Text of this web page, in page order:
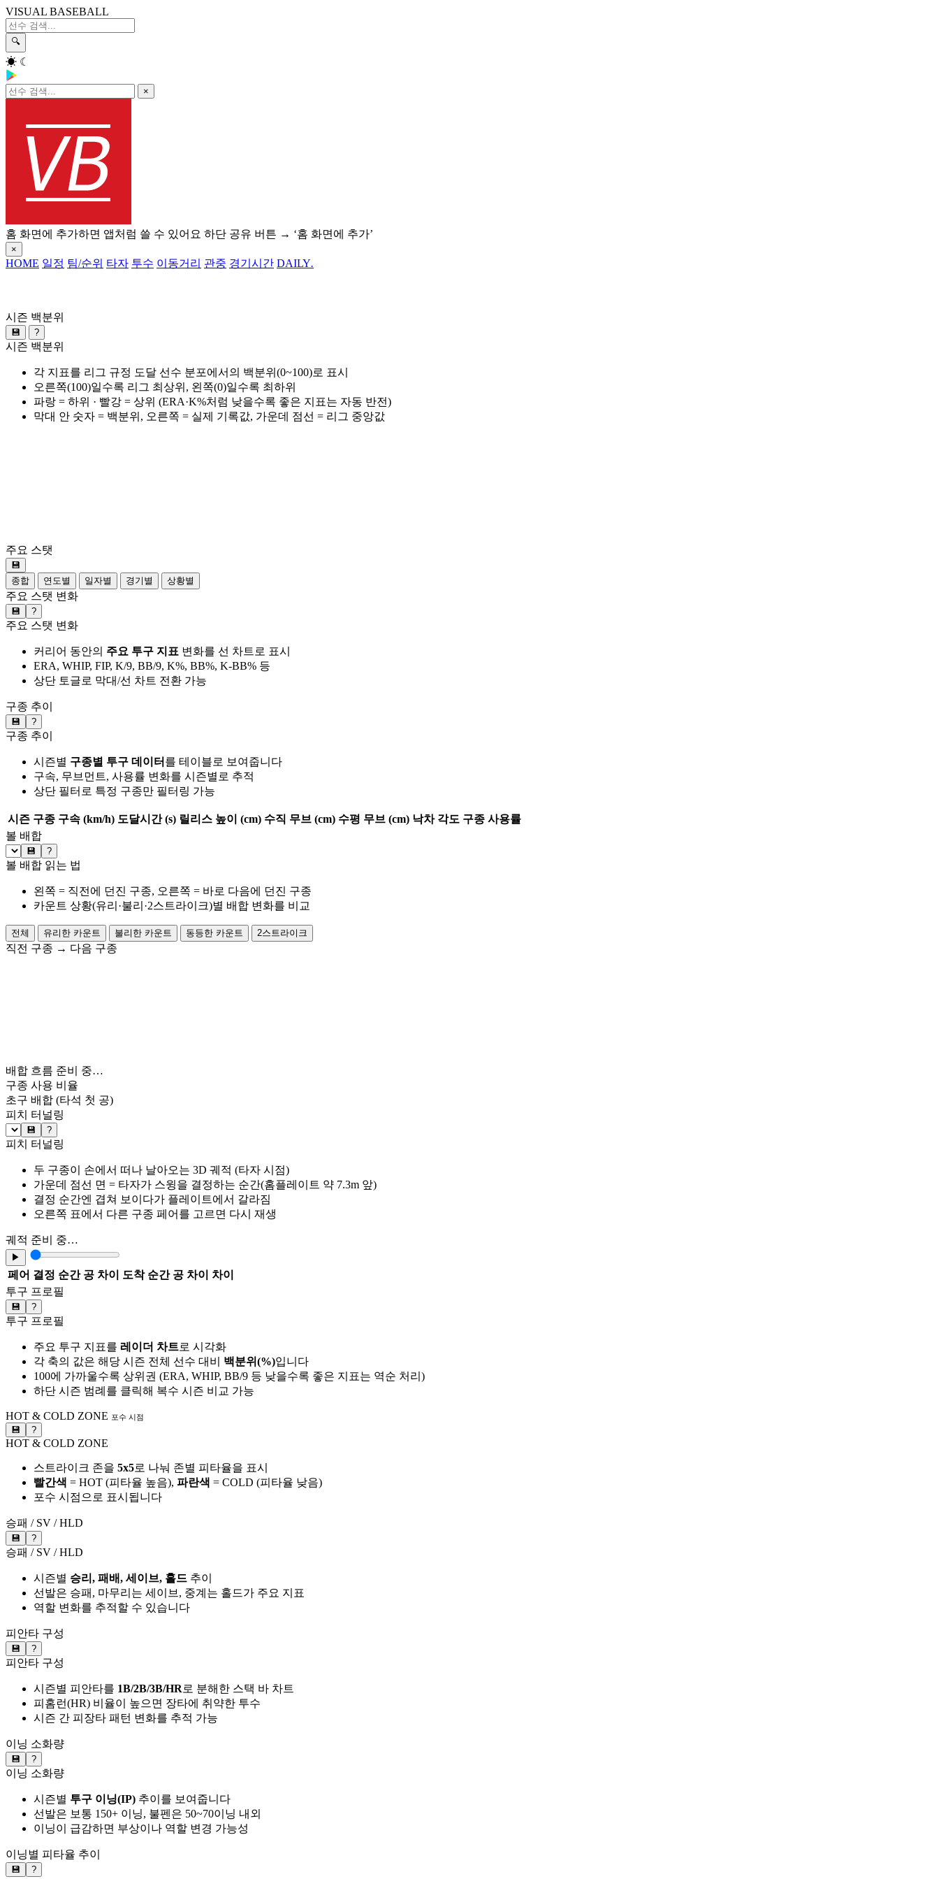
VISUAL BASEBALL
🔍
☀ ☾
×
홈 화면에 추가하면 앱처럼 쓸 수 있어요 하단 공유 버튼 → ‘홈 화면에 추가’
×
HOME 일정 팀/순위 타자 투수 이동거리 관중 경기시간 DAILY.
시즌 백분위
💾 ?
시즌 백분위
각 지표를 리그 규정 도달 선수 분포에서의 백분위(0~100)로 표시
오른쪽(100)일수록 리그 최상위, 왼쪽(0)일수록 최하위
파랑 = 하위 · 빨강 = 상위 (ERA·K%처럼 낮을수록 좋은 지표는 자동 반전)
막대 안 숫자 = 백분위, 오른쪽 = 실제 기록값, 가운데 점선 = 리그 중앙값
주요 스탯
💾
종합
연도별 일자별 경기별 상황별
주요 스탯 변화
💾 ?
주요 스탯 변화
커리어 동안의 주요 투구 지표 변화를 선 차트로 표시
ERA, WHIP, FIP, K/9, BB/9, K%, BB%, K-BB% 등
상단 토글로 막대/선 차트 전환 가능
구종 추이
💾 ?
구종 추이
시즌별 구종별 투구 데이터 를 테이블로 보여줍니다
구속, 무브먼트, 사용률 변화를 시즌별로 추적
상단 필터로 특정 구종만 필터링 가능
시즌 구종 구속 (km/h) 도달시간 (s) 릴리스 높이 (cm) 수직 무브 (cm) 수평 무브 (cm) 낙차 각도 구종 사용률
볼 배합
💾 ?
볼 배합 읽는 법
왼쪽 = 직전에 던진 구종, 오른쪽 = 바로 다음에 던진 구종
카운트 상황(유리·불리·2스트라이크)별 배합 변화를 비교
전체 유리한 카운트 불리한 카운트 동등한 카운트 2스트라이크
직전 구종 → 다음 구종
배합 흐름 준비 중…
구종 사용 비율
초구 배합 (타석 첫 공)
피치 터널링
💾 ?
피치 터널링
두 구종이 손에서 떠나 날아오는 3D 궤적 (타자 시점)
가운데 점선 면 = 타자가 스윙을 결정하는 순간(홈플레이트 약 7.3m 앞)
결정 순간엔 겹쳐 보이다가 플레이트에서 갈라짐
오른쪽 표에서 다른 구종 페어를 고르면 다시 재생
궤적 준비 중…
▶
페어 결정 순간 공 차이 도착 순간 공 차이
차이
투구 프로필
💾 ?
투구 프로필
주요 투구 지표를 레이더 차트로 시각화
각 축의 값은 해당 시즌 전체 선수 대비 백분위(%)입니다
100에 가까울수록 상위권 (ERA, WHIP, BB/9 등 낮을수록 좋은 지표는 역순 처리)
하단 시즌 범례를 클릭해 복수 시즌 비교 가능
HOT & COLD ZONE 포수 시점
💾 ?
HOT & COLD ZONE
스트라이크 존을 5x5로 나눠 존별 피타율을 표시
빨간색 = HOT (피타율 높음), 파란색 = COLD (피타율 낮음)
포수 시점으로 표시됩니다
승패 / SV / HLD
💾 ?
승패 / SV / HLD
시즌별 승리, 패배, 세이브, 홀드 추이
선발은 승패, 마무리는 세이브, 중계는 홀드가 주요 지표
역할 변화를 추적할 수 있습니다
피안타 구성
💾 ?
피안타 구성
시즌별 피안타를 1B/2B/3B/HR로 분해한 스택 바 차트
피홈런(HR) 비율이 높으면 장타에 취약한 투수
시즌 간 피장타 패턴 변화를 추적 가능
이닝 소화량
💾 ?
이닝 소화량
시즌별 투구 이닝(IP) 추이를 보여줍니다
선발은 보통 150+ 이닝, 불펜은 50~70이닝 내외
이닝이 급감하면 부상이나 역할 변경 가능성
이닝별 피타율 추이
💾 ?